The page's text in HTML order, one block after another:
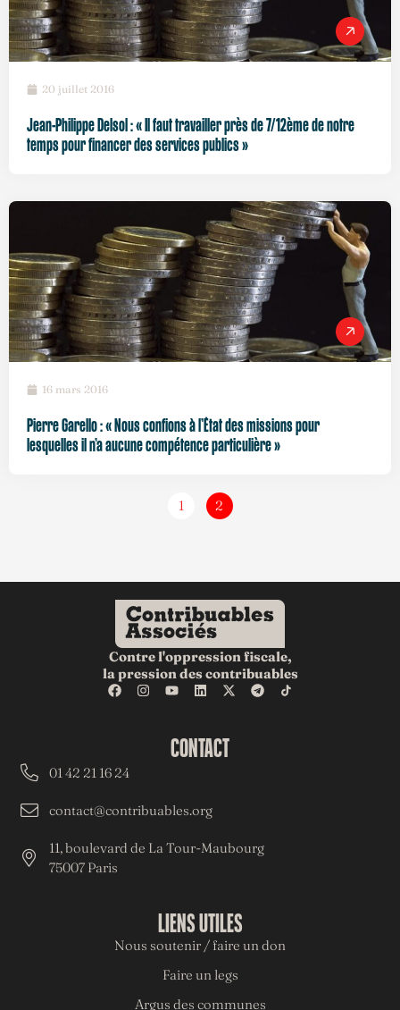
20 juillet 2016
Jean-Philippe Delsol : « Il faut travailler près de 7/12ème de notre
temps pour financer des services publics »
16 mars 2016
Pierre Garello : « Nous confions à l’État des missions pour
lesquelles il n’a aucune compétence particulière »
1 2
Contre l'oppression fiscale,
la pression des contribuables
LIENS UTILES
Nous soutenir / faire un don
Faire un legs
Argus des communes
CONTACT
01 42 21 16 24
contact@contribuables.org
11, boulevard de La Tour-Maubourg
75007 Paris